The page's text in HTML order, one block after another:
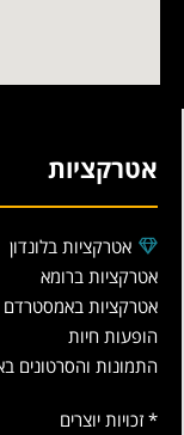
אטרקציות
אטרקציות בלונדון
אטרקציות ברומא
אטרקציות באמסטרדם
הופעות חיות
התמונות
* זכויות יוצרים